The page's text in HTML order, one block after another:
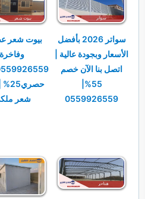
سواتر 2026 بأفضل
الأسعار وبجودة عالية |
اتصل بنا الآن خصم
55%|
0559926559
بيوت شعر
وفاخرة
شعر